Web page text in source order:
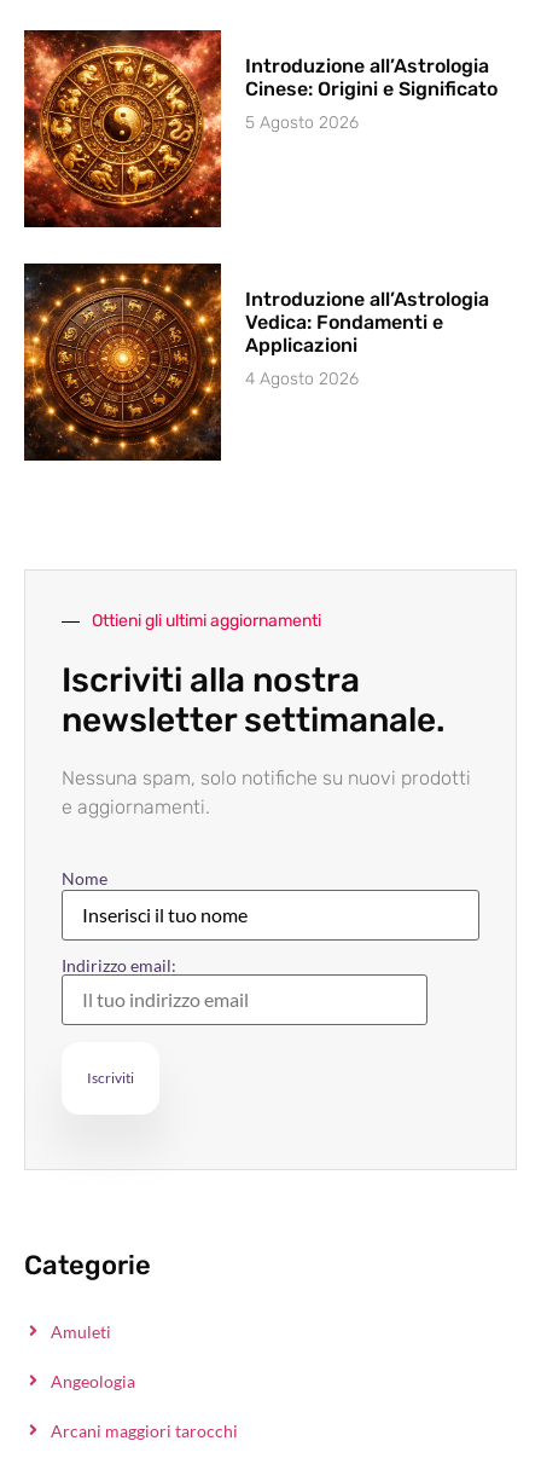
Introduzione all’Astrologia
Cinese: Origini e Significato
5 Agosto 2026
Introduzione all’Astrologia
Vedica: Fondamenti e
Applicazioni
4 Agosto 2026
Ottieni gli ultimi aggiornamenti
Iscriviti alla nostra
newsletter settimanale.
Nessuna spam, solo notifiche su nuovi prodotti
e aggiornamenti.
Nome
Indirizzo email:
Categorie
Amuleti
Angeologia
Arcani maggiori tarocchi